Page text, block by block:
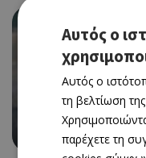
SPIDER-MAN:
30/07/2026 - 05/08/
Αυτός ο
Αυτός ο
τη βελτίωση
παρέχετε τη